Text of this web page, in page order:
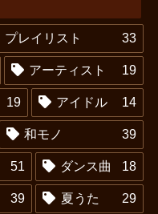
プレイリスト 33
アーティスト 19
19 アイドル 14
和モノ 39
51 ダンス曲 18
39 夏うた 29